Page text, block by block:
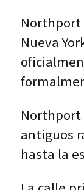
Northport
Nueva
Northport
antiguos
hasta la